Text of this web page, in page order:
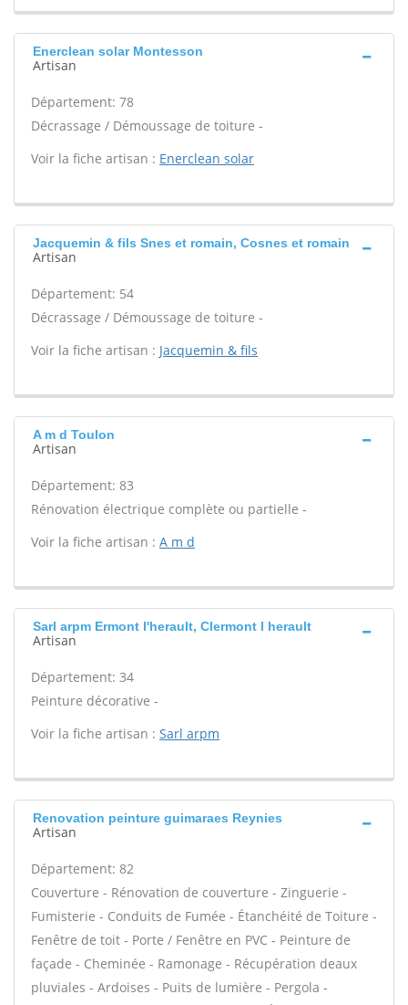
Enerclean solar Montesson
Artisan
Département: 78
Décrassage / Démoussage de toiture -
Voir la fiche artisan : Enerclean solar
Jacquemin & fils Snes et romain, Cosnes et romain
Artisan
Département: 54
Décrassage / Démoussage de toiture -
Voir la fiche artisan : Jacquemin & fils
A m d Toulon
Artisan
Département: 83
Rénovation électrique complète ou partielle -
Voir la fiche artisan : A m d
Sarl arpm Ermont l'herault, Clermont l herault
Artisan
Département: 34
Peinture décorative -
Voir la fiche artisan : Sarl arpm
Renovation peinture guimaraes Reynies
Artisan
Département: 82
Couverture - Rénovation de couverture - Zinguerie -
Fumisterie - Conduits de Fumée - Étanchéité de Toiture -
Fenêtre de toit - Porte / Fenêtre en PVC - Peinture de
façade - Cheminée - Ramonage - Récupération deaux
pluviales - Ardoises - Puits de lumière - Pergola -